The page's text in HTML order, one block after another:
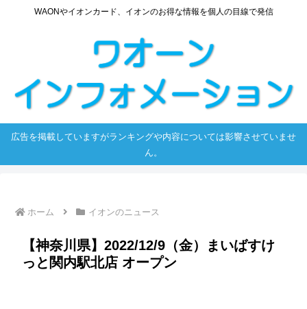
WAONやイオンカード、イオンのお得な情報を個人の目線で発信
広告を掲載していますがランキングや内容については影響させていませ
ん。
ホーム イオンのニュース
【神奈川県】2022/12/9（金）まいばすけ
っと関内駅北店 オープン